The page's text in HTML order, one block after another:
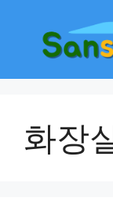
화장